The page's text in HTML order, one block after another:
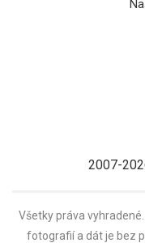
2007-
Všetky práva
fotografií a dát je bez